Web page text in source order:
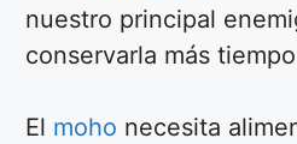
nuestro principal
conservarla más
El moho necesita